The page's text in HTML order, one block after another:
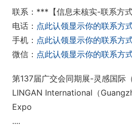
联系：***【信息未核实-联系方式
电话： 点此认领显示你的联系方
手机： 点此认领显示你的联系方
微信： 点此认领显示你的联系方
第137届广交会同期展-灵感国际
LINGAN International（
Expo
....